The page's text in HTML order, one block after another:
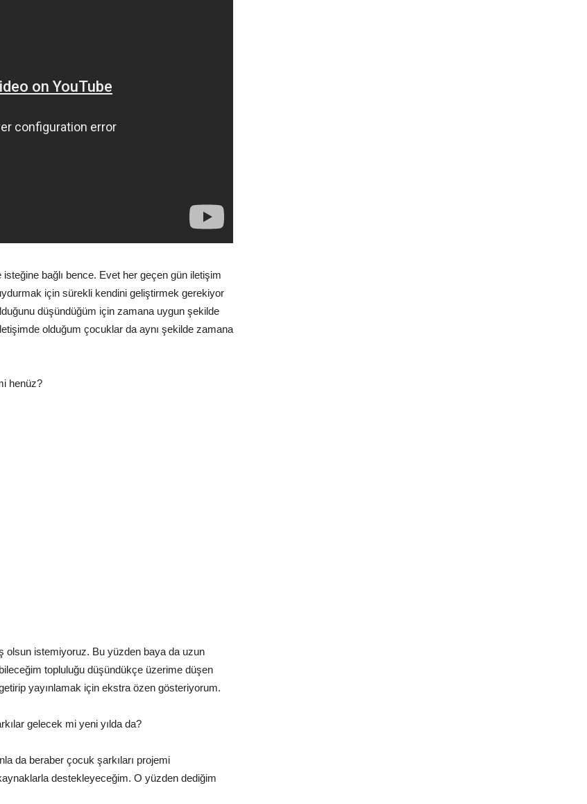
bağlı bence. Evet her geçen gün iletişim
için sürekli kendini geliştirmek gerekiyor
düşündüğüm için zamana uygun şekilde
olduğum çocuklar da aynı şekilde zamana
henüz?
olsun istemiyoruz. Bu yüzden baya da uzun
topluluğu düşündükçe üzerime düşen
yayınlamak için ekstra özen gösteriyorum.
gelecek mi yeni yılda da?
da beraber çocuk şarkıları projemi
destekleyeceğim. O yüzden dediğim